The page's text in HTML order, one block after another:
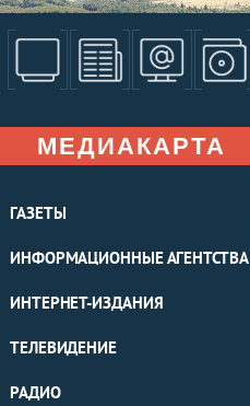
МЕДИАКАРТА
ГАЗЕТЫ
ИНФОРМАЦИОННЫЕ АГЕНТСТВА
ИНТЕРНЕТ-ИЗДАНИЯ
ТЕЛЕВИДЕНИЕ
РАДИО